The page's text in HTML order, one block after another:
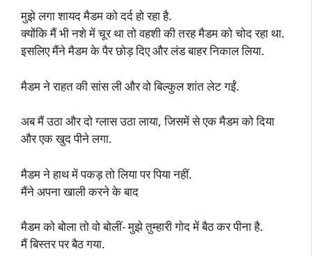
मुझे लगा शायद मैडम को दर्द हो रहा है.
क्योंकि मैं भी नशे में चूर था तो वहशी की तरह मैडम को चोद रहा था.
इसलिए मैंने मैडम के पैर छोड़ दिए और लंड बाहर निकाल लिया.
मैडम ने राहत की सांस ली और वो बिल्कुल शांत लेट गईं.
अब मैं उठा और दो ग्लास उठा लाया, जिसमें से एक मैडम को दिया
और एक खुद पीने लगा.
मैडम ने हाथ में पकड़ तो लिया पर पिया नहीं.
मैंने अपना खाली करने के बाद
मैडम को बोला तो वो बोलीं- मुझे तुम्हारी गोद में बैठ कर पीना है.
मैं बिस्तर पर बैठ गया.